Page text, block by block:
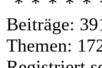
Beiträge:
Themen: